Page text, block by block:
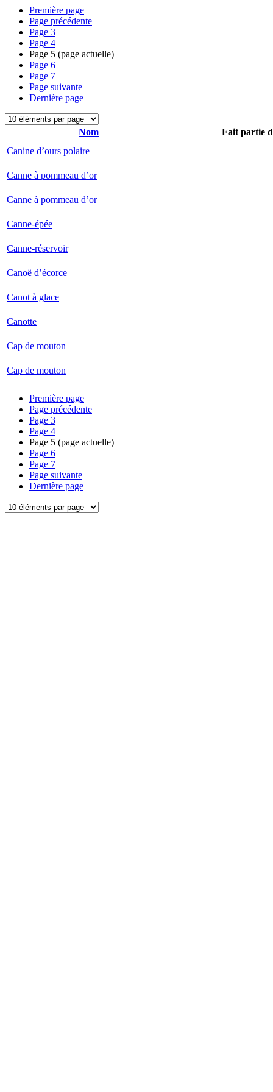
Première page
Page précédente
Page 3
Page 4
Page 5 (page actuelle)
Page 6
Page 7
Page suivante
Dernière page
Nom
Fait partie
Canine d’ours polaire
Canne à pommeau d’or
Canne à pommeau d’or
Canne-épée
Canne-réservoir
Canoë d’écorce
Canot à glace
Canotte
Cap de mouton
Cap de mouton
Première page
Page précédente
Page 3
Page 4
Page 5 (page actuelle)
Page 6
Page 7
Page suivante
Dernière page